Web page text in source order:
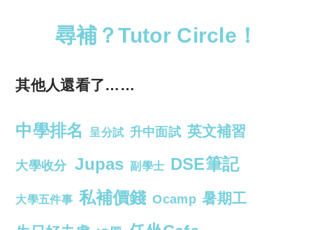
尋補？Tutor Circle！
其他人還看了……
中學排名 呈分試 升中面試 英文補習
大學收分 Jupas 副學士 DSE筆記
大學五件事 私補價錢 Ocamp 暑期工